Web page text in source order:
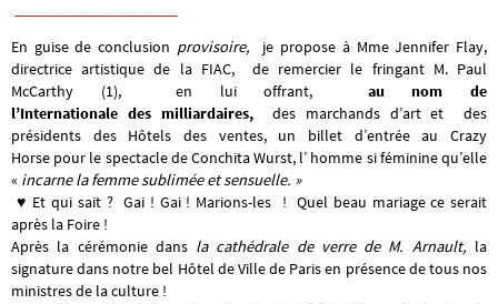
En guise de conclusion provisoire, je propose à Mme Jennifer Flay,
directrice artistique de la FIAC, de remercier le fringant M. Paul
McCarthy (1), en lui offrant,
au nom de
l’Internationale des milliardaires,
des marchands d’art et des
présidents des Hôtels des ventes, un billet d’entrée au Crazy
Horse pour le spectacle de Conchita Wurst, l’ homme si féminine qu’elle
« incarne la femme sublimée et sensuelle. »
♥ Et qui sait ? Gai ! Gai ! Marions-les ! Quel beau mariage ce serait
après la Foire !
Après la cérémonie dans la cathédrale de verre de M. Arnault, la
signature dans notre bel Hôtel de Ville de Paris en présence de tous nos
ministres de la culture !